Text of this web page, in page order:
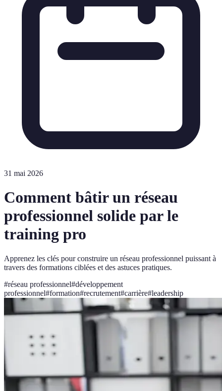
31 mai 2026
Comment bâtir un réseau
professionnel solide par le
training pro
Apprenez les clés pour construire un réseau professionnel puissant à
travers des formations ciblées et des astuces pratiques.
#réseau professionnel#développement
professionnel#formation#recrutement#carrière#leadership